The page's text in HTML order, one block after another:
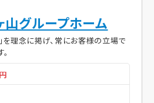
グループホーム
を理念に掲げ、常にお客様の立場で